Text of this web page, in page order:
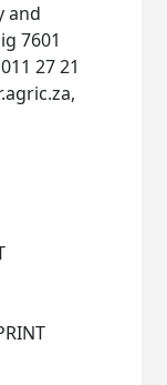
and
7601
27 21
,